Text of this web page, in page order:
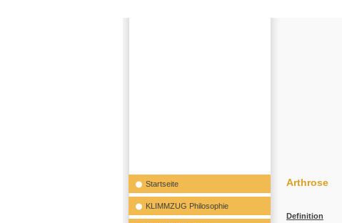
Startseite
KLIMMZUG Philosophie
Arthrose
Definition